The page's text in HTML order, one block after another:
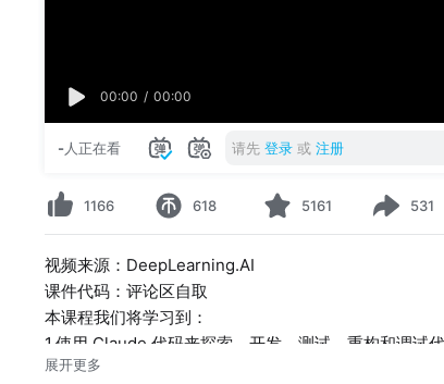
00:00 / 00:00
-人正在看 请先 登录 或 注册
1166 618 5161 531
视频来源：DeepLearning.AI
课件代码：评论区自取
本课程我们将学习到：
1.使用 Claude 代码来探索、开发、测试、重构和调试代
2.使用 MCP 服务器（例如 Playwright 和 Figma MCP
展开更多